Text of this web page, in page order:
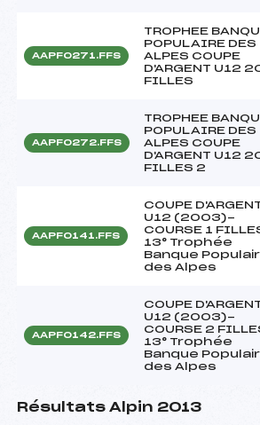
AAPF0271.FFS
TROPHEE
POPULAIRE DES
ALPES COUPE
D'ARGENT U12
FILLES
AAPF0272.FFS
TROPHEE
POPULAIRE DES
ALPES COUPE
D'ARGENT U12
FILLES 2
AAPF0141.FFS
COUPE
U12 (2003)-
COURSE 1
13° Trophée
Banque
des Alpes
AAPF0142.FFS
COUPE
U12 (2003)-
COURSE 2
13° Trophée
Banque
des Alpes
Résultats Alpin 2013